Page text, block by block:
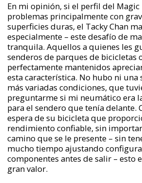
En mi opinión, si el perfil del Magic
problemas principalmente con
superficies duras, el Tacky Chan
especialmente – este desafío de
tranquila. Aquellos a quienes les
senderos de parques de bicicletas
perfectamente mantenidos
esta característica. No hubo ni una
más variadas condiciones, que
preguntarme si mi neumático era
para el sendero que tenía delante.
espera de su bicicleta que
rendimiento confiable, sin
camino que se le presente – sin
mucho tiempo ajustando
componentes antes de salir – esto
gran valor.